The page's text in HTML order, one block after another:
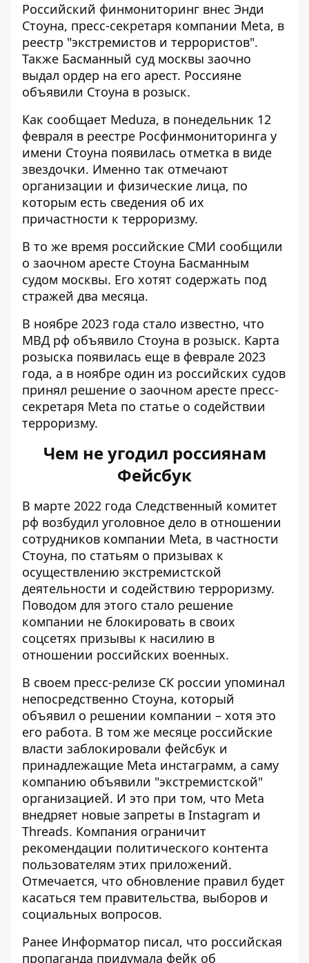
Российский финмониторинг внес Энди
Стоуна, пресс-секретаря компании Meta, в
реестр "экстремистов и террористов".
Также Басманный суд москвы заочно
выдал ордер на его арест. Россияне
объявили Стоуна в розыск.
Как сообщает Meduza, в понедельник 12
февраля в реестре Росфинмониторинга у
имени Стоуна появилась отметка в виде
звездочки. Именно так отмечают
организации и физические лица, по
которым есть сведения об их
причастности к терроризму.
В то же время российские СМИ сообщили
о заочном аресте Стоуна Басманным
судом москвы. Его хотят содержать под
стражей два месяца.
В ноябре 2023 года стало известно, что
МВД рф объявило Стоуна в розыск. Карта
розыска появилась еще в феврале 2023
года, а в ноябре один из российских судов
принял решение о заочном аресте пресс-
секретаря Meta по статье о содействии
терроризму.
Чем не угодил россиянам
Фейсбук
В марте 2022 года Следственный комитет
рф возбудил уголовное дело в отношении
сотрудников компании Meta, в частности
Стоуна, по статьям о призывах к
осуществлению экстремистской
деятельности и содействию терроризму.
Поводом для этого стало решение
компании не блокировать в своих
соцсетях призывы к насилию в
отношении российских военных.
В своем пресс-релизе СК россии упоминал
непосредственно Стоуна, который
объявил о решении компании – хотя это
его работа. В том же месяце российские
власти заблокировали фейсбук и
принадлежащие Meta инстаграмм, а саму
компанию объявили "экстремистской"
организацией. И это при том, что Meta
внедряет новые запреты в Instagram и
Threads. Компания ограничит
рекомендации политического контента
пользователям этих приложений.
Отмечается, что обновление правил будет
касаться тем правительства, выборов и
социальных вопросов.
Ранее Информатор писал, что российская
пропаганда придумала фейк об